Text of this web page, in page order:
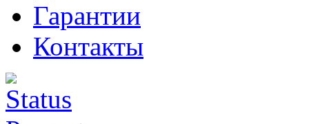
Гарантии
Контакты